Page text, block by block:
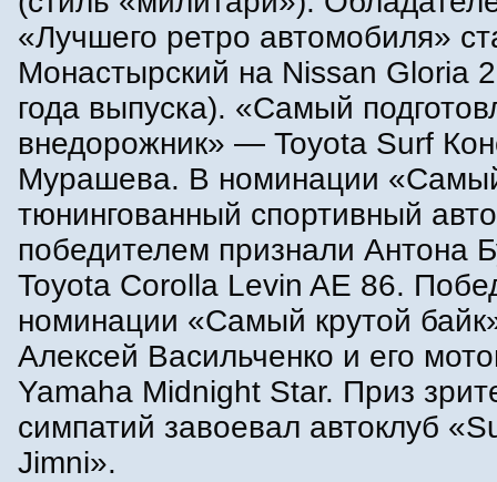
«Лучшего ретро автомобиля»
Монастырский на Nissan Gloria
года выпуска). «Самый
внедорожник» — Toyota Surf
Мурашева. В номинации
тюнингованный спортивный
победителем признали Антона
Toyota Corolla Levin AE 86.
номинации «Самый крутой
Алексей Васильченко и его
Yamaha Midnight Star. Приз
симпатий завоевал автоклуб
Jimni».